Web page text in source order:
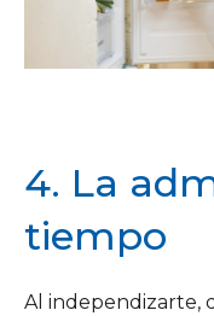
4. La
tiempo
Al independizarte,